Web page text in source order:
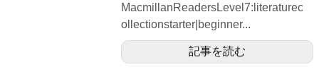
MacmillanReadersLevel7:literaturec
ollectionstarter|beginner...
記事を読む